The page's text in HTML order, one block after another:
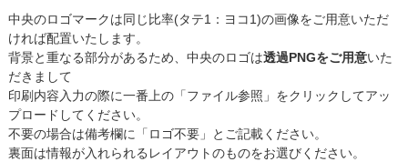
中央のロゴマークは同じ比率(タテ1：ヨコ1)の画像をご用意いただ
ければ配置いたします。
背景と重なる部分があるため、中央のロゴは透過PNGをご用意いた
だきまして
印刷内容入力の際に一番上の「ファイル参照」をクリックしてアッ
プロードしてください。
不要の場合は備考欄に「ロゴ不要」とご記載ください。
裏面は情報が入れられるレイアウトのものをお選びください。